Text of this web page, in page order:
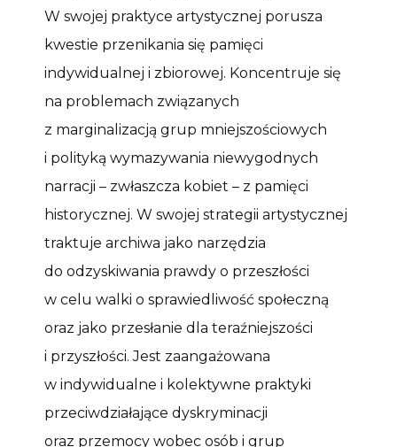
W swojej praktyce artystycznej porusza
kwestie przenikania się pamięci
indywidualnej i zbiorowej. Koncentruje się
na problemach związanych
z marginalizacją grup mniejszościowych
i polityką wymazywania niewygodnych
narracji – zwłaszcza kobiet – z pamięci
historycznej. W swojej strategii artystycznej
traktuje archiwa jako narzędzia
do odzyskiwania prawdy o przeszłości
w celu walki o sprawiedliwość społeczną
oraz jako przesłanie dla teraźniejszości
i przyszłości. Jest zaangażowana
w indywidualne i kolektywne praktyki
przeciwdziałające dyskryminacji
oraz przemocy wobec osób i grup